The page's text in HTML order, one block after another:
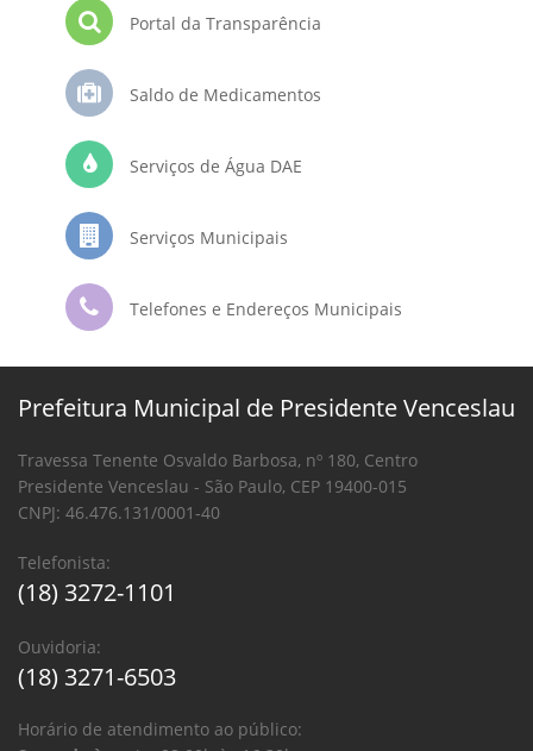
Portal da Transparência
Saldo de Medicamentos
Serviços de Água DAE
Serviços Municipais
Telefones e Endereços Municipais
Prefeitura Municipal de Presidente Venceslau
Travessa Tenente Osvaldo Barbosa, nº 180, Centro
Presidente Venceslau - São Paulo, CEP 19400-015
CNPJ: 46.476.131/0001-40
Telefonista:
(18) 3272-1101
Ouvidoria:
(18) 3271-6503
Horário de atendimento ao público: